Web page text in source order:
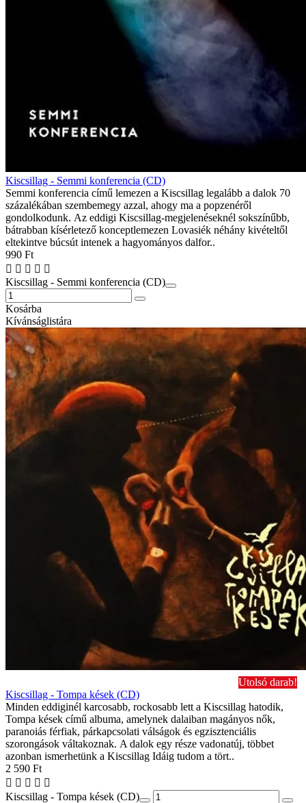
Kiscsillag - Semmi konferencia (CD)
Semmi konferencia című lemezen a Kiscsillag legalább a dalok 70
százalékában szembemegy azzal, ahogy ma a popzenéről
gondolkodunk. Az eddigi Kiscsillag-megjelenéseknél sokszínűbb,
bátrabban kísérletező konceptlemezen Lovasiék néhány kivételtől
eltekintve búcsút intenek a hagyományos dalfor..
990 Ft
Kiscsillag - Semmi konferencia (CD)
Kosárba
Kívánságlistára
Utolsó darab!
Kiscsillag - Tompa kések (CD)
Minden eddiginél karcosabb, rockosabb lett a Kiscsillag hatodik,
Tompa kések című albuma, amelynek dalaiban magányos nők,
paranoiás férfiak, párkapcsolati válságok és egzisztenciális
szorongások váltakoznak. A dalok egy része vadonatúj, többet
azonban ismerhetünk a Kiscsillag Idáig tudom a tört..
2 590 Ft
Kiscsillag - Tompa kések (CD)